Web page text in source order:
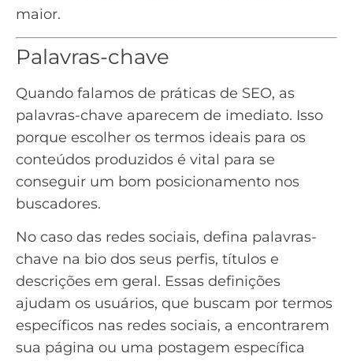
maior.
Palavras-chave
Quando falamos de práticas de SEO, as
palavras-chave aparecem de imediato. Isso
porque escolher os termos ideais para os
conteúdos produzidos é vital para se
conseguir um bom posicionamento nos
buscadores.
No caso das redes sociais, defina palavras-
chave na bio dos seus perfis, títulos e
descrições em geral. Essas definições
ajudam os usuários, que buscam por termos
específicos nas redes sociais, a encontrarem
sua página ou uma postagem específica